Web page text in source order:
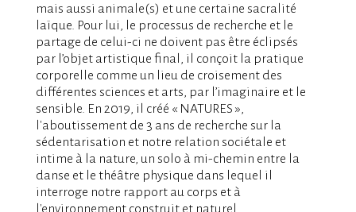
mais aussi animale(s) et une certaine sacralité
laïque. Pour lui, le processus de recherche et le
partage de celui-ci ne doivent pas être éclipsés
par l’objet artistique final, il conçoit la pratique
corporelle comme un lieu de croisement des
différentes sciences et arts, par l’imaginaire et le
sensible. En 2019, il créé « NATURES »,
l'aboutissement de 3 ans de recherche sur la
sédentarisation et notre relation sociétale et
intime à la nature, un solo à mi-chemin entre la
danse et le théâtre physique dans lequel il
interroge notre rapport au corps et à
l'environnement construit et naturel.